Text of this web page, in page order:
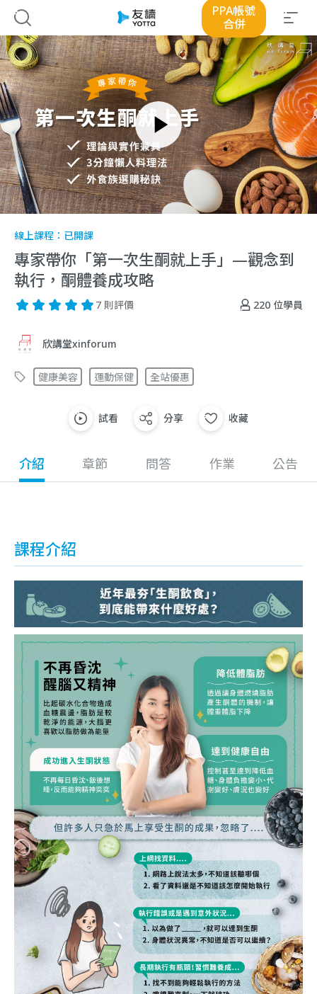
PPA帳號
合併
線上課程： 已開課
專家帶你「第一次生酮就上手」—觀念到
執行，酮體養成攻略
220 位學員
7 則評價
欣講堂xinforum
健康美容 運動保健 全站優惠
試看 分享 收藏
介紹 章節 問答 作業 公告
課程介紹